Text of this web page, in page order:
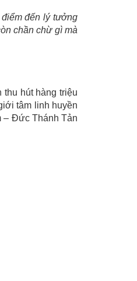
đến lý tưởng
chần chừ gì mà
hút hàng triệu
tâm linh huyền
– Đức Thánh Tản